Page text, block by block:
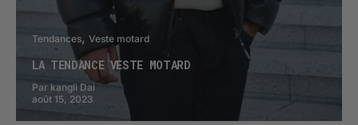
Tendances Veste motard
LA TENDANCE VESTE MOTARD
Par kangli Dai
août 15, 2023